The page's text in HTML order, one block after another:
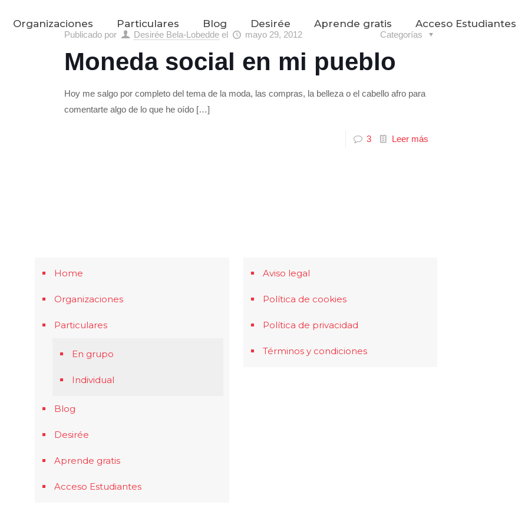
Organizaciones Particulares Blog Desirée Aprende gratis Acceso Estudiantes
Publicado por Desirée Bela-Lobedde el mayo 29, 2012 Categorías
Moneda social en mi pueblo
Hoy me salgo por completo del tema de la moda, las compras, la belleza o el cabello afro para
comentarte algo de lo que he oído […]
3 Leer más
Home
Organizaciones
Particulares
En grupo
Individual
Blog
Desirée
Aprende gratis
Acceso Estudiantes
Aviso legal
Política de cookies
Política de privacidad
Términos y condiciones